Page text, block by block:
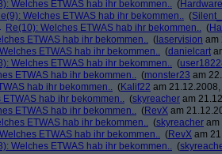
Welches ETWAS hab ihr bekommen.. (
Welches ETWAS hab ihr bekommen.. (
Re(10): Welches ETWAS hab ihr bekommen.. (
ETWAS hab ihr bekommen.. ( laservision am
ETWAS hab ihr bekommen.. (danielcart
Welches ETWAS hab ihr bekommen.. (
ETWAS hab ihr bekommen.. (monster23 am
hab ihr bekommen.. (Kalif22 am
ETWAS hab ihr bekommen.. (skyreacher am
ETWAS hab ihr bekommen.. (RevX am
ETWAS hab ihr bekommen.. (skyreacher am
ETWAS hab ihr bekommen.. (RevX am
Welches ETWAS hab ihr bekommen.. (